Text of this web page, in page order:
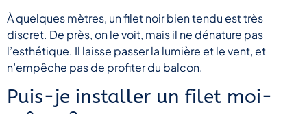
À quelques mètres, un filet noir bien tendu est très
discret. De près, on le voit, mais il ne dénature pas
l’esthétique. Il laisse passer la lumière et le vent, et
n’empêche pas de profiter du balcon.
Puis-je installer un filet moi-